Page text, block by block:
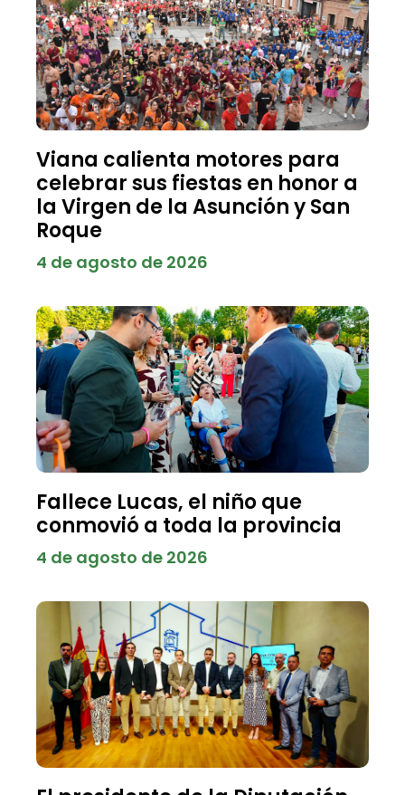
Viana calienta motores para
celebrar sus fiestas en honor a
la Virgen de la Asunción y San
Roque
4 de agosto de 2026
Fallece Lucas, el niño que
conmovió a toda la provincia
4 de agosto de 2026